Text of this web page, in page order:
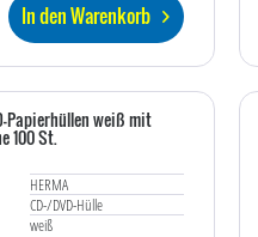
In den Warenkorb
Papierhüllen weiß mit
100 St.
HERMA
CD-/DVD-Hülle
weiß